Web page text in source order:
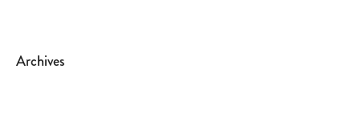
Archives